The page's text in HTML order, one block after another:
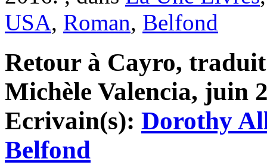
USA, Roman, Belfond
Retour à Cayro,
Michèle Valencia, juin
Ecrivain(s): Dorothy
Belfond